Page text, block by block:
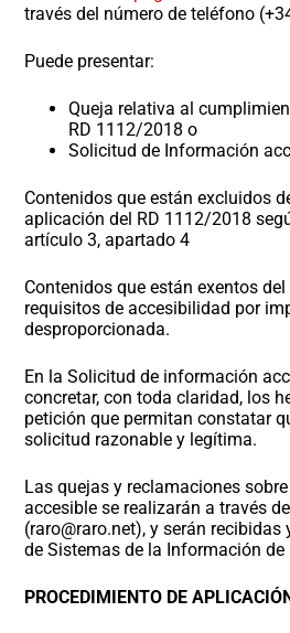
través del número de teléfono
Puede presentar:
Queja relativa al
RD 1112/2018 o
Solicitud de Información
Contenidos que están excluidos
aplicación del RD 1112/2018
artículo 3, apartado 4
Contenidos que están exentos
requisitos de accesibilidad por
desproporcionada.
En la Solicitud de información
concretar, con toda claridad, los
petición que permitan constatar
solicitud razonable y legítima.
Las quejas y reclamaciones
accesible se realizarán a través
(raro@raro.net), y serán recibidas
de Sistemas de la Información de
PROCEDIMIENTO DE